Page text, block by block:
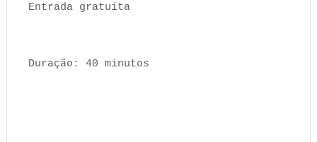
Entrada gratuita
Duração: 40 minutos